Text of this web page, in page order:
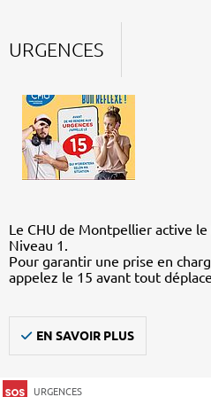
URGENCES
Le CHU de Montpellier active
Niveau 1.
Pour garantir une prise en
appelez le 15 avant tout
EN SAVOIR PLUS
URGENCES